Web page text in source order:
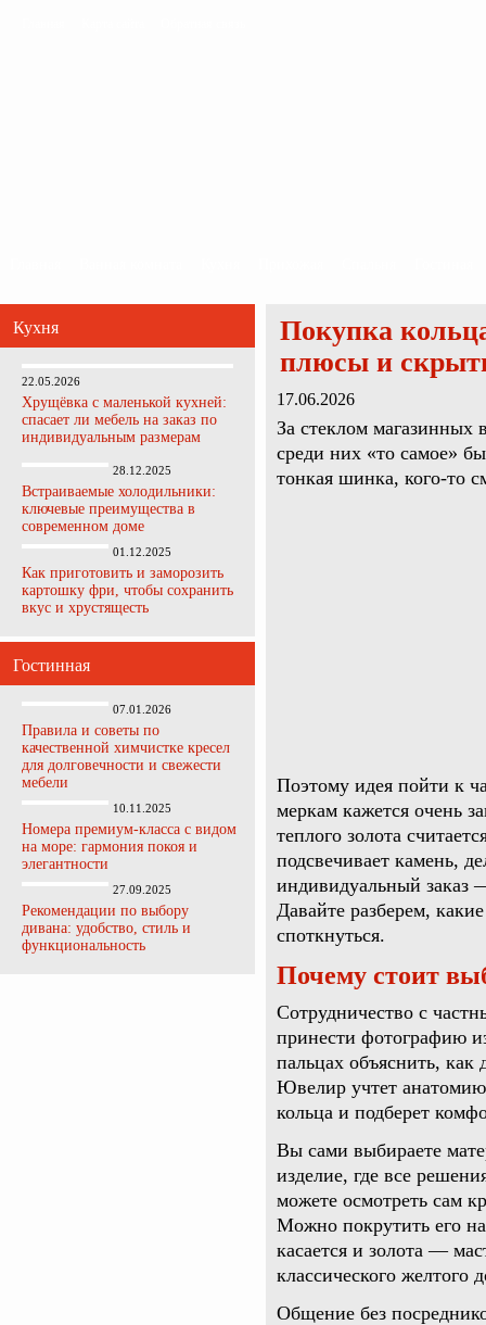
Кухня
22.05.2026
Хрущёвка с маленькой кухней:
спасает ли мебель на заказ по
индивидуальным размерам
28.12.2025
Встраиваемые холодильники:
ключевые преимущества в
современном доме
01.12.2025
Как приготовить и заморозить
картошку фри, чтобы сохранить
вкус и хрустящесть
Гостинная
07.01.2026
Правила и советы по
качественной химчистке кресел
для долговечности и свежести
мебели
10.11.2025
Номера премиум-класса с видом
на море: гармония покоя и
элегантности
27.09.2025
Рекомендации по выбору
дивана: удобство, стиль и
функциональность
Покупка
плюсы и
17.06.2026
За стеклом магазинных
среди них «то самое»
тонкая шинка, кого-то
Поэтому идея пойти к
меркам кажется очень
теплого золота
подсвечивает камень,
индивидуальный заказ
Давайте разберем,
споткнуться.
Почему стоит
Сотрудничество с
принести фотографию
пальцах объяснить,
Ювелир учтет
кольца и подберет
Вы сами выбираете
изделие, где все
можете осмотреть сам
Можно покрутить его
касается и золота —
классического желтого
Общение без